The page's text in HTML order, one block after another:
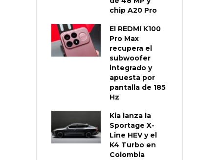
chip A20 Pro
El REDMI K100
Pro Max
recupera el
subwoofer
integrado y
apuesta por
pantalla de 185
Hz
Kia lanza la
Sportage X-
Line HEV y el
K4 Turbo en
Colombia